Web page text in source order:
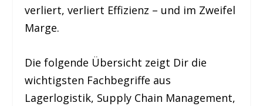
verliert, verliert Effizienz – und im Zweifel
Marge.
Die folgende Übersicht zeigt Dir die
wichtigsten Fachbegriffe aus
Lagerlogistik, Supply Chain Management,